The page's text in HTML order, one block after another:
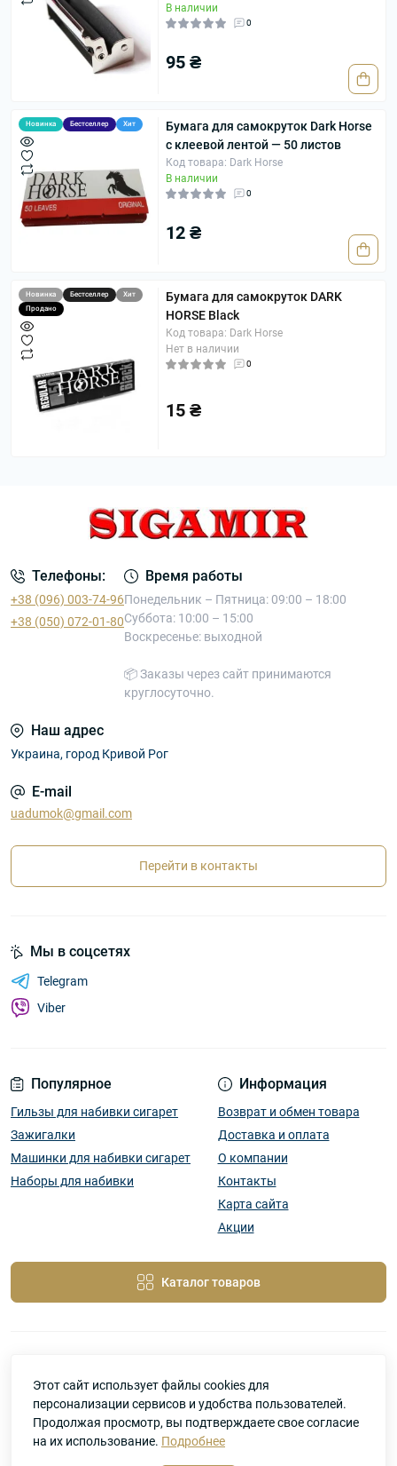
В наличии
0
95 ₴
Новинка Бестселлер Хит
Бумага для самокруток Dark Horse
с клеевой лентой — 50 листов
Код товара: Dark Horse
В наличии
0
12 ₴
Новинка Бестселлер
Хит
Продано
Бумага для самокруток DARK
HORSE Black
Код товара: Dark Horse
Нет в наличии
0
15 ₴
Телефоны:
+38 (096) 003-74-96
+38 (050) 072-01-80
Время работы
Понедельник – Пятница: 09:00 – 18:00
Суббота: 10:00 – 15:00
Воскресенье: выходной
📦 Заказы через сайт принимаются
круглосуточно.
Наш адрес
Украина, город Кривой Рог
E-mail
uadumok@gmail.com
Перейти в контакты
Популярное
Гильзы для набивки сигарет
Зажигалки
Машинки для набивки сигарет
Наборы для набивки
Информация
Возврат и обмен товара
Доставка и оплата
О компании
Контакты
Карта сайта
Акции
Каталог товаров
Мы в соцсетях
Telegram
Viber
SigaMir –магазин сигаретных аксессуаров © 2026
Этот сайт использует файлы cookies для
персонализации сервисов и удобства пользователей.
Продолжая просмотр, вы подтверждаете свое согласие
на их использование. Подробнее